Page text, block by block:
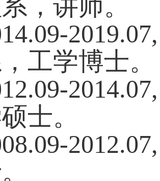
，讲师。
工学博士。
士。